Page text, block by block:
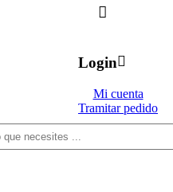
Login
Mi cuenta
Tramitar pedido